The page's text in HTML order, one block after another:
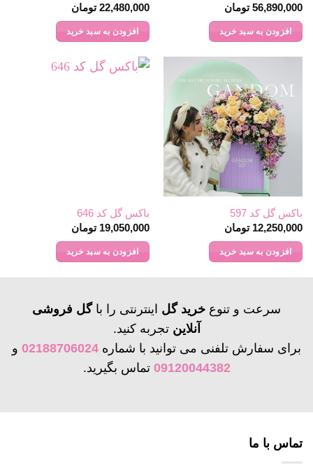
56,890,000 تومان
افزودن به سبد خرید
22,480,000 تومان
افزودن به سبد خرید
باکس گل کد 597
12,250,000 تومان
افزودن به سبد خرید
باکس گل کد 646
19,050,000 تومان
افزودن به سبد خرید
سرعت و تنوع خرید گل اینترنتی را باگل فروشی
آنلاین تجربه کنید.
برای سفارش تلفنی می توانید با شماره 02188706024 و
09120044382 تماس بگیرید.
تماس با ما